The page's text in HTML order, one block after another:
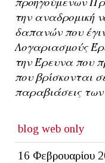
την αναδρομική
δαπανών που
Λογαριασμούς
την Έρευνα που
που βρίσκονται
παραβιάσεις
blog web only
16 Φεβρουαρίου